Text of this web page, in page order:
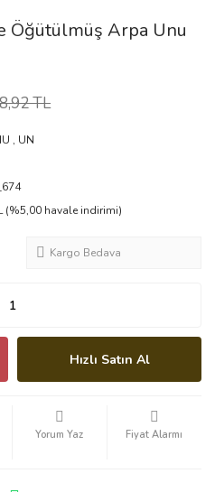
Öğütülmüş Arpa Unu
TL
, UN
(%5,00 havale indirimi)
Kargo Bedava
Hızlı Satın Al
Yorum Yaz Fiyat Alarmı